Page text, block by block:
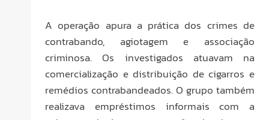
A operação apura a prática dos crimes de
contrabando, agiotagem e associação
criminosa. Os investigados atuavam na
comercialização e distribuição de cigarros e
remédios contrabandeados. O grupo também
realizava empréstimos informais com a